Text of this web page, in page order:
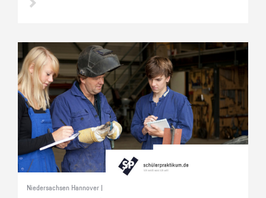
Niedersachsen Hannover |